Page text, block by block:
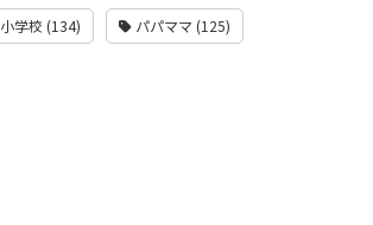
小学校 (134) パパママ (125)